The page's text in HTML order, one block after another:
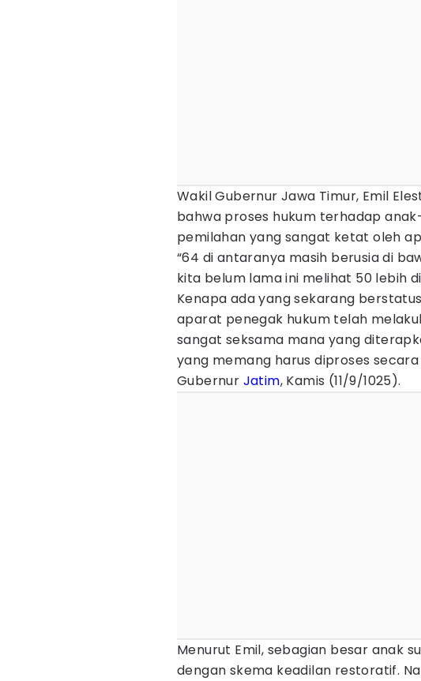
Wakil Gubernur Jawa Timur, Emil
bahwa proses hukum terhadap
pemilahan yang sangat ketat oleh
“64 di antaranya masih berusia di
kita belum lama ini melihat 50 lebih
Kenapa ada yang sekarang
aparat penegak hukum telah
sangat seksama mana yang
yang memang harus diproses secara
Gubernur Jatim, Kamis (11/9/1025).
Menurut Emil, sebagian besar anak
dengan skema keadilan restoratif.